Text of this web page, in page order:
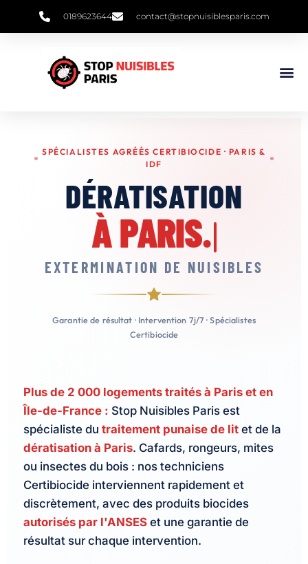
0189623644 contact@stopnuisiblesparis.com
SPÉCIALISTES AGRÉÉS CERTIBIOCIDE · PARIS &
IDF
DÉRATISATION
À PARIS.
EXTERMINATION DE NUISIBLES
Garantie de résultat · Intervention 7j/7 · Spécialistes
Certibiocide
Plus de 2 000 logements traités à Paris et en
Île-de-France : Stop Nuisibles Paris est
spécialiste du traitement punaise de lit et de la
dératisation à Paris. Cafards, rongeurs, mites
ou insectes du bois : nos techniciens
Certibiocide interviennent rapidement et
discrètement, avec des produits biocides
autorisés par l'ANSES et une garantie de
résultat sur chaque intervention.